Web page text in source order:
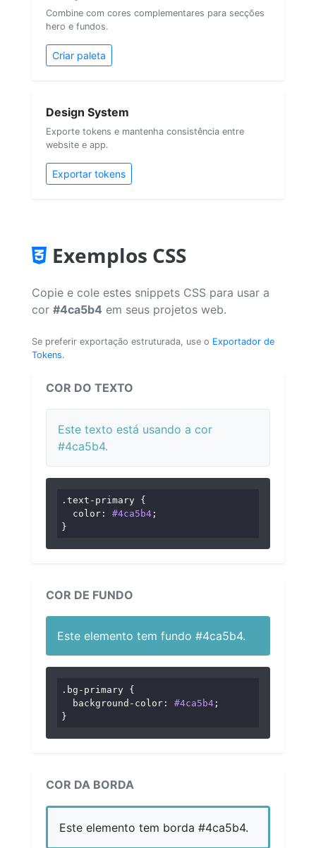
Combine com cores complementares para secções
hero e fundos.
Criar paleta
Design System
Exporte tokens e mantenha consistência entre
website e app.
Exportar tokens
Exemplos CSS
Copie e cole estes snippets CSS para usar a
cor #4ca5b4 em seus projetos web.
Se preferir exportação estruturada, use o Exportador de
Tokens.
COR DO TEXTO
Este texto está usando a cor
#4ca5b4.
.text-primary {
color : #4ca5b4 ;
}
COR DE FUNDO
Este elemento tem fundo #4ca5b4.
.bg-primary {
background-color : #4ca5b4 ;
}
COR DA BORDA
Este elemento tem borda #4ca5b4.